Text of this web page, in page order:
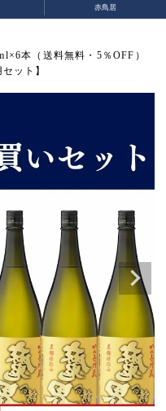
赤鳥居
本（送料無料・5％OFF）
ット】